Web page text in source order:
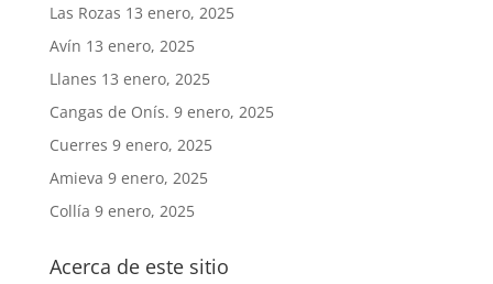
Las Rozas 13 enero, 2025
Avín 13 enero, 2025
Llanes 13 enero, 2025
Cangas de Onís. 9 enero, 2025
Cuerres 9 enero, 2025
Amieva 9 enero, 2025
Collía 9 enero, 2025
Acerca de este sitio